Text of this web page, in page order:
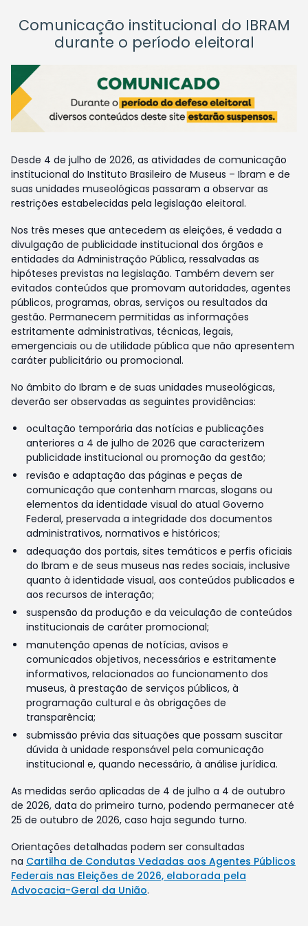
Comunicação institucional do IBRAM
durante o período eleitoral
Desde 4 de julho de 2026, as atividades de comunicação
institucional do Instituto Brasileiro de Museus – Ibram e de
suas unidades museológicas passaram a observar as
restrições estabelecidas pela legislação eleitoral.
Nos três meses que antecedem as eleições, é vedada a
divulgação de publicidade institucional dos órgãos e
entidades da Administração Pública, ressalvadas as
hipóteses previstas na legislação. Também devem ser
evitados conteúdos que promovam autoridades, agentes
públicos, programas, obras, serviços ou resultados da
gestão. Permanecem permitidas as informações
estritamente administrativas, técnicas, legais,
emergenciais ou de utilidade pública que não apresentem
caráter publicitário ou promocional.
No âmbito do Ibram e de suas unidades museológicas,
deverão ser observadas as seguintes providências:
ocultação temporária das notícias e publicações
anteriores a 4 de julho de 2026 que caracterizem
publicidade institucional ou promoção da gestão;
revisão e adaptação das páginas e peças de
comunicação que contenham marcas, slogans ou
elementos da identidade visual do atual Governo
Federal, preservada a integridade dos documentos
administrativos, normativos e históricos;
adequação dos portais, sites temáticos e perfis oficiais
do Ibram e de seus museus nas redes sociais, inclusive
quanto à identidade visual, aos conteúdos publicados e
aos recursos de interação;
suspensão da produção e da veiculação de conteúdos
institucionais de caráter promocional;
manutenção apenas de notícias, avisos e
comunicados objetivos, necessários e estritamente
informativos, relacionados ao funcionamento dos
museus, à prestação de serviços públicos, à
programação cultural e às obrigações de
transparência;
submissão prévia das situações que possam suscitar
dúvida à unidade responsável pela comunicação
institucional e, quando necessário, à análise jurídica.
As medidas serão aplicadas de 4 de julho a 4 de outubro
de 2026, data do primeiro turno, podendo permanecer até
25 de outubro de 2026, caso haja segundo turno.
Orientações detalhadas podem ser consultadas
na Cartilha de Condutas Vedadas aos Agentes Públicos
Federais nas Eleições de 2026, elaborada pela
Advocacia-Geral da União.